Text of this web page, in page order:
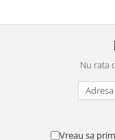
Aparate de Aer
Aparate de Aer
Aparate de Aer
Nu rata
Vreau sa